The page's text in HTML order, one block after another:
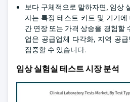
보다 구체적으로 말하자면, 임상
자는 특정 테스트 키트 및 기기
간 연장 또는 가격 상승을 경험할
업은 공급업체 다각화, 지역 공
집중할 수 있습니다.
임상 실험실 테스트 시장 분석